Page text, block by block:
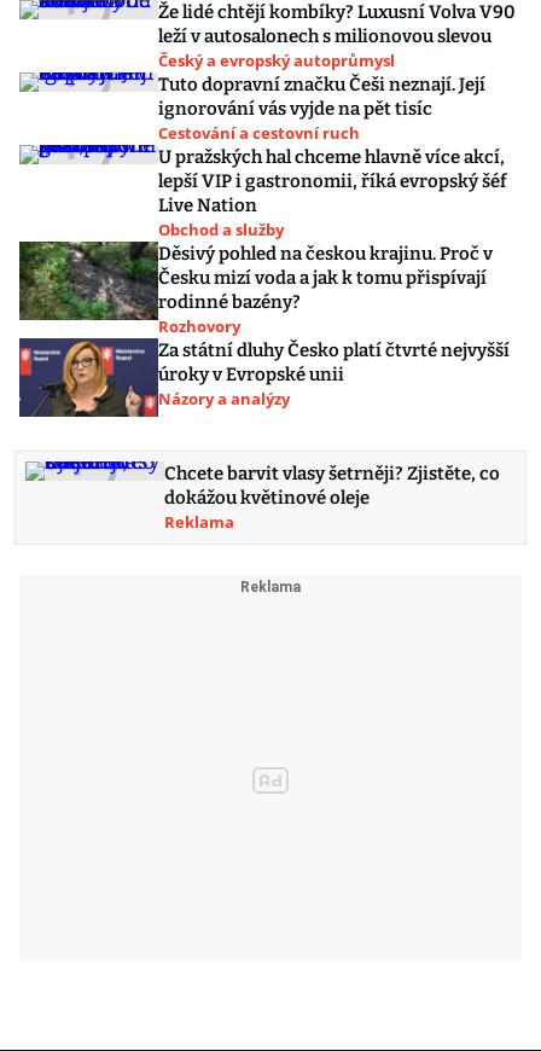
Že lidé chtějí kombíky? Luxusní Volva V90
leží v autosalonech s milionovou slevou
Český a evropský autoprůmysl
Tuto dopravní značku Češi neznají. Její
ignorování vás vyjde na pět tisíc
Cestování a cestovní ruch
U pražských hal chceme hlavně více akcí,
lepší VIP i gastronomii, říká evropský šéf
Live Nation
Obchod a služby
Děsivý pohled na českou krajinu. Proč v
Česku mizí voda a jak k tomu přispívají
rodinné bazény?
Rozhovory
Za státní dluhy Česko platí čtvrté nejvyšší
úroky v Evropské unii
Názory a analýzy
Chcete barvit vlasy šetrněji? Zjistěte, co
dokážou květinové oleje
Reklama